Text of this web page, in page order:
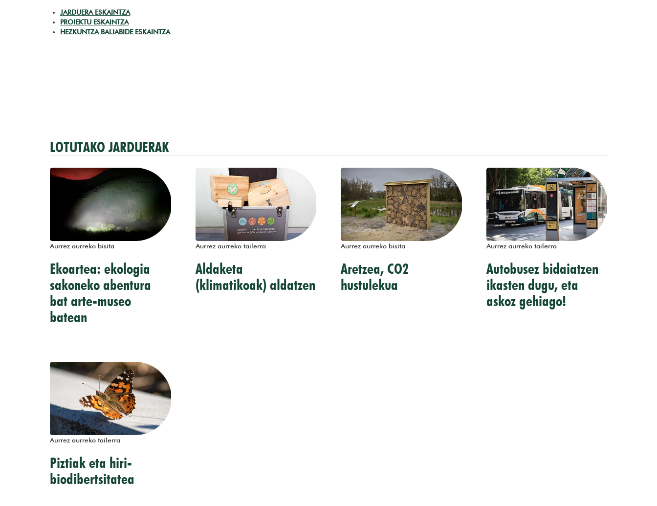
JARDUERA ESKAINTZA
PROIEKTU ESKAINTZA
HEZKUNTZA BALIABIDE ESKAINTZA
LOTUTAKO JARDUERAK
Ekoartea: ekologia
sakoneko abentura
bat arte-museo
batean
Aurrez aurreko bisita
Aldaketa
(klimatikoak) aldatzen
Aurrez aurreko tailerra
Aretzea, CO2
hustulekua
Aurrez aurreko bisita
Autobusez bidaiatzen
ikasten dugu, eta
askoz gehiago!
Aurrez aurreko tailerra
Piztiak eta hiri-
biodibertsitatea
Aurrez aurreko tailerra